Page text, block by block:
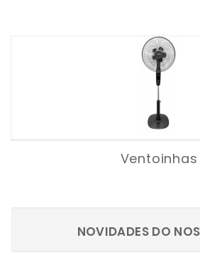
Ventoinhas
NOVIDADES DO